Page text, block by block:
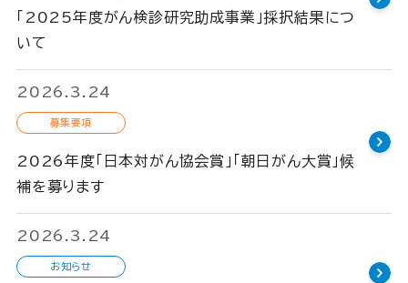
「2025年度がん検診研究助成事業」採択結果につ
いて
2026.3.24
募集要項
2026年度「日本対がん協会賞」「朝日がん大賞」候
補を募ります
2026.3.24
お知らせ